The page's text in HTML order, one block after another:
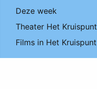
Deze week
Theater Het Kruispunt
Films in Het Kruispunt